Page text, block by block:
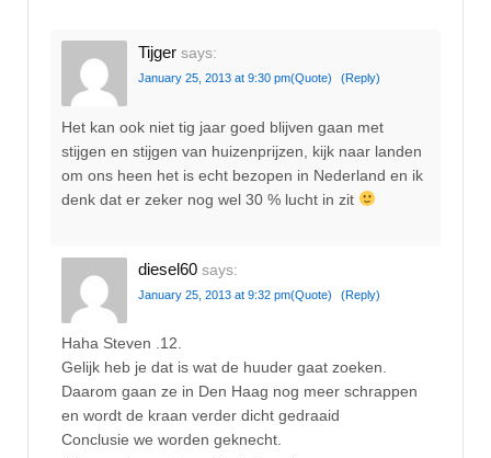
Tijger says:
January 25, 2013 at 9:30 pm(Quote) (Reply)
Het kan ook niet tig jaar goed blijven gaan met
stijgen en stijgen van huizenprijzen, kijk naar landen
om ons heen het is echt bezopen in Nederland en ik
denk dat er zeker nog wel 30 % lucht in zit
diesel60 says:
January 25, 2013 at 9:32 pm(Quote) (Reply)
Haha Steven .12.
Gelijk heb je dat is wat de huuder gaat zoeken.
Daarom gaan ze in Den Haag nog meer schrappen
en wordt de kraan verder dicht gedraaid
Conclusie we worden geknecht.